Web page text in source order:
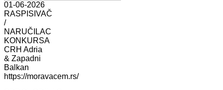
01-06-2026
RASPISIVAČ
/
NARUČILAC
KONKURSA
CRH Adria
& Zapadni
Balkan
https://moravacem.rs/